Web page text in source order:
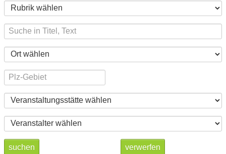
suchen verwerfen